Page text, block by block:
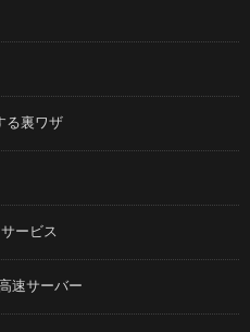
る裏ワザ
ービス
速サーバー